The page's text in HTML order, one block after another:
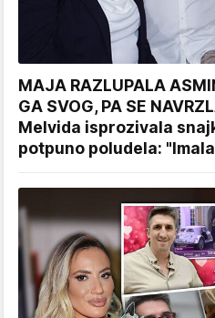
MAJA RAZLUPALA
GA SVOG, PA SE
Melvida isprozivala
potpuno poludela: